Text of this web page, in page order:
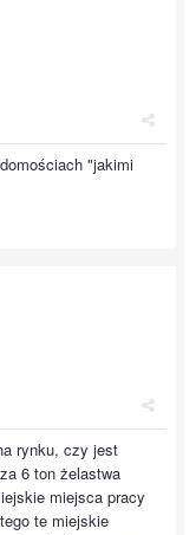
"jakimi
rynku, czy jest
6 ton żelastwa
miejsca pracy
te miejskie